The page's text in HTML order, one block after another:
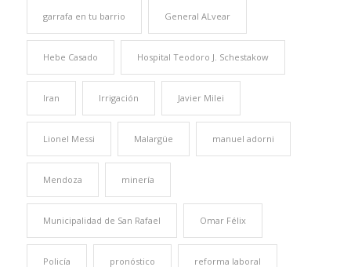
garrafa en tu barrio General ALvear
Hebe Casado Hospital Teodoro J. Schestakow
Iran Irrigación Javier Milei
Lionel Messi Malargüe manuel adorni
Mendoza minería
Municipalidad de San Rafael Omar Félix
Policía pronóstico reforma laboral